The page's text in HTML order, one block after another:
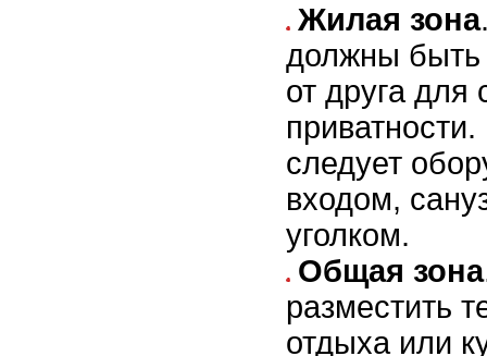
Жилая зона
должны быть
от друга для
следует
входом,
уголком.
Общая зона
разместить
отдыха или